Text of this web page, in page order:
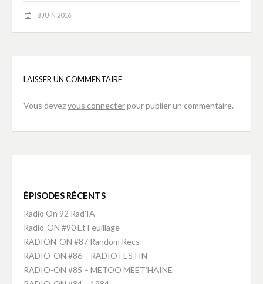
8 JUIN 2016
LAISSER UN COMMENTAIRE
Vous devezvous connecterpour publier un commentaire.
ÉPISODES RÉCENTS
Radio On 92 Rad’IA
Radio-ON #90 Et Feuillage
RADION-ON #87 Random Recs
RADIO-ON #86 – RADIO FESTIN
RADIO-ON #85 – METOO MEET’HAINE